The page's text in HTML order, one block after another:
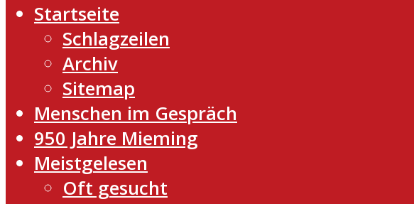
Startseite
Schlagzeilen
Archiv
Sitemap
Menschen im Gespräch
950 Jahre Mieming
Meistgelesen
Oft gesucht